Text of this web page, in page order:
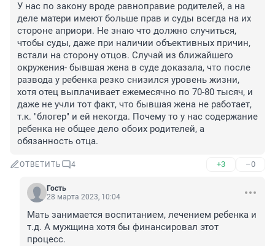
У нас по закону вроде равноправие родителей, а на
деле матери имеют больше прав и суды всегда на их
стороне априори. Не знаю что должно случиться,
чтобы суды, даже при наличии объективных причин,
встали на сторону отцов. Случай из ближайшего
окружения- бывшая жена в суде доказала, что после
развода у ребенка резко снизился уровень жизни,
хотя отец выплачивает ежемесячно по 70-80 тысяч, и
даже не учли тот факт, что бывшая жена не работает,
т.к. "блогер" и ей некогда. Почему то у нас содержание
ребенка не общее дело обоих родителей, а
обязанность отца.
ОТВЕТИТЬ 4 +3 –0
Гость
28 марта 2023, 10:04
Мать занимается воспитанием, лечением ребенка и
т.д. А мужщина хотя бы финансировал этот
процесс.